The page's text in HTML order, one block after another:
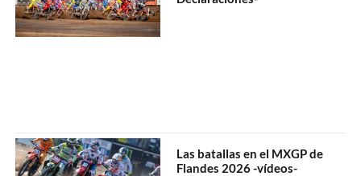
Las batallas en el MXGP de
Flandes 2026 -vídeos-